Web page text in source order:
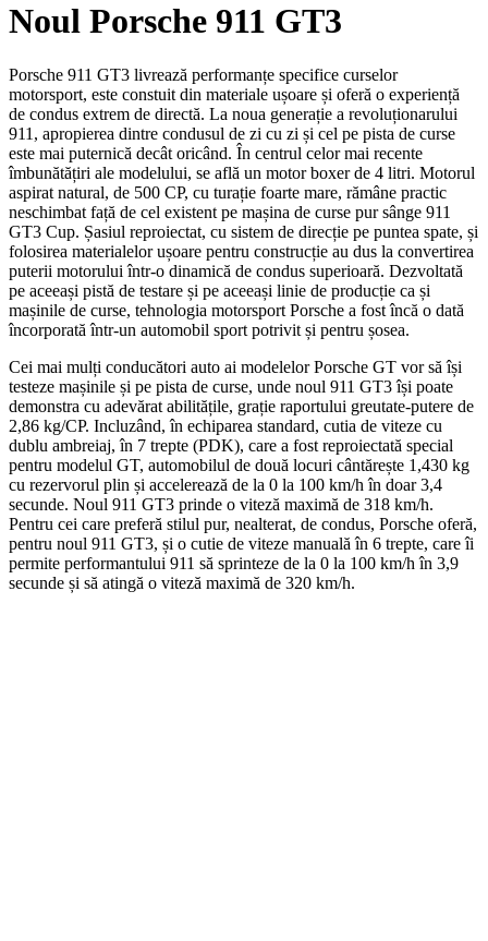
Noul Porsche 911 GT3
Porsche 911 GT3 livrează performanțe specifice curselor
motorsport, este constuit din materiale ușoare și oferă o experiență
de condus extrem de directă. La noua generație a revoluționarului
911, apropierea dintre condusul de zi cu zi și cel pe pista de curse
este mai puternică decât oricând. În centrul celor mai recente
îmbunătățiri ale modelului, se află un motor boxer de 4 litri. Motorul
aspirat natural, de 500 CP, cu turație foarte mare, rămâne practic
neschimbat față de cel existent pe mașina de curse pur sânge 911
GT3 Cup. Șasiul reproiectat, cu sistem de direcție pe puntea spate, și
folosirea materialelor ușoare pentru construcție au dus la convertirea
puterii motorului într-o dinamică de condus superioară. Dezvoltată
pe aceeași pistă de testare și pe aceeași linie de producție ca și
mașinile de curse, tehnologia motorsport Porsche a fost încă o dată
încorporată într-un automobil sport potrivit și pentru șosea.
Cei mai mulți conducători auto ai modelelor Porsche GT vor să își
testeze mașinile și pe pista de curse, unde noul 911 GT3 își poate
demonstra cu adevărat abilitățile, grație raportului greutate-putere de
2,86 kg/CP. Incluzând, în echiparea standard, cutia de viteze cu
dublu ambreiaj, în 7 trepte (PDK), care a fost reproiectată special
pentru modelul GT, automobilul de două locuri cântărește 1,430 kg
cu rezervorul plin și accelerează de la 0 la 100 km/h în doar 3,4
secunde. Noul 911 GT3 prinde o viteză maximă de 318 km/h.
Pentru cei care preferă stilul pur, nealterat, de condus, Porsche oferă,
pentru noul 911 GT3, și o cutie de viteze manuală în 6 trepte, care îi
permite performantului 911 să sprinteze de la 0 la 100 km/h în 3,9
secunde și să atingă o viteză maximă de 320 km/h.